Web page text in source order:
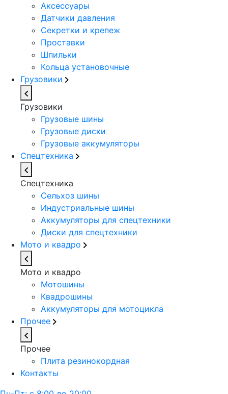
Аксессуары
Датчики давления
Секретки и крепеж
Проставки
Шпильки
Кольца установочные
Грузовики
Грузовики
Грузовые шины
Грузовые диски
Грузовые аккумуляторы
Спецтехника
Спецтехника
Сельхоз шины
Индустриальные шины
Аккумуляторы для спецтехники
Диски для спецтехники
Мото и квадро
Мото и квадро
Мотошины
Квадрошины
Аккумуляторы для мотоцикла
Прочее
Прочее
Плита резинокордная
Контакты